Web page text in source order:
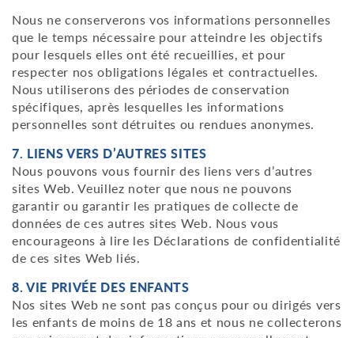
Nous ne conserverons vos informations personnelles
que le temps nécessaire pour atteindre les objectifs
pour lesquels elles ont été recueillies, et pour
respecter nos obligations légales et contractuelles.
Nous utiliserons des périodes de conservation
spécifiques, après lesquelles les informations
personnelles sont détruites ou rendues anonymes.
7. LIENS VERS D’AUTRES SITES
Nous pouvons vous fournir des liens vers d’autres
sites Web. Veuillez noter que nous ne pouvons
garantir ou garantir les pratiques de collecte de
données de ces autres sites Web. Nous vous
encourageons à lire les Déclarations de confidentialité
de ces sites Web liés.
8. VIE PRIVÉE DES ENFANTS
Nos sites Web ne sont pas conçus pour ou dirigés vers
les enfants de moins de 18 ans et nous ne collecterons